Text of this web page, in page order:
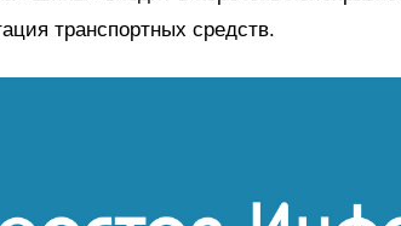
транспортных средств.